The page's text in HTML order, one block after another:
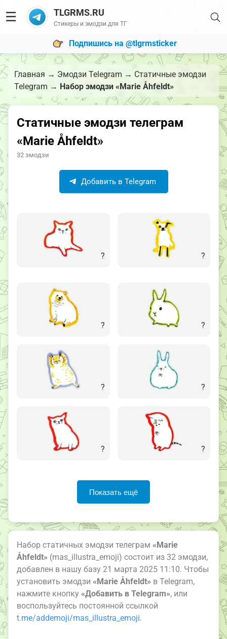
☰ TLGRMS.RU
Стикеры и эмодзи для ТГ
Подпишись на @tlgrmsticker
Главная → Эмодзи Telegram → Статичные эмодзи
Telegram → Набор эмодзи «Marie Åhfeldt»
Статичные эмодзи телеграм
«Marie Åhfeldt»
32 эмодзи
Добавить в Telegram
? ?
? ?
? ?
? ?
Показать ещё
Набор статичных эмодзи телеграм «Marie
Åhfeldt» (mas_illustra_emoji) состоит из 32 эмодзи,
добавлен в нашу базу 21 марта 2025 11:10. Чтобы
установить эмодзи «Marie Åhfeldt» в Telegram,
нажмите кнопку «Добавить в Telegram», или
воспользуйтесь постоянной ссылкой
t.me/addemoji/mas_illustra_emoji.